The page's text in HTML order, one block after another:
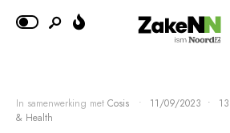
In samenwerking met Cosis • 11/09/2023 •
& Health